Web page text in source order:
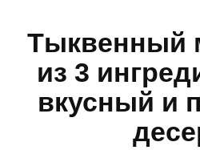
Тыквенный
из 3
вкусный и